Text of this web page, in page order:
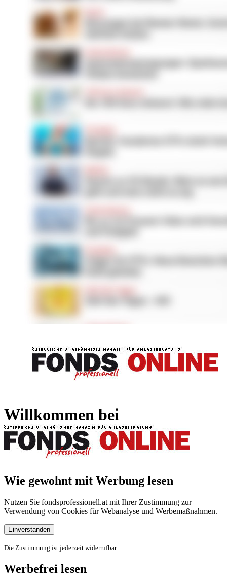
Willkommen bei
Wie gewohnt mit Werbung lesen
Nutzen Sie fondsprofessionell.at mit Ihrer Zustimmung zur
Verwendung von Cookies für Webanalyse und Werbemaßnahmen.
Einverstanden
Die Zustimmung ist jederzeit widerrufbar.
Werbefrei lesen